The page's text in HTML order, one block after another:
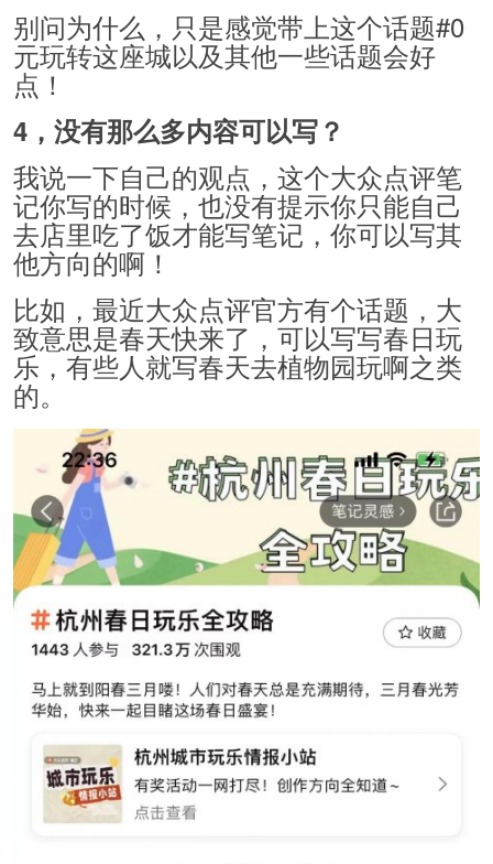
别问为什么，只是感觉带上这个话题#0
元玩转这座城以及其他一些话题会好
点！
4，没有那么多内容可以写？
我说一下自己的观点，这个大众点评笔
记你写的时候，也没有提示你只能自己
去店里吃了饭才能写笔记，你可以写其
他方向的啊！
比如，最近大众点评官方有个话题，大
致意思是春天快来了，可以写写春日玩
乐，有些人就写春天去植物园玩啊之类
的。